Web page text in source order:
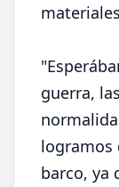
guerra,
logramos
barco, ya